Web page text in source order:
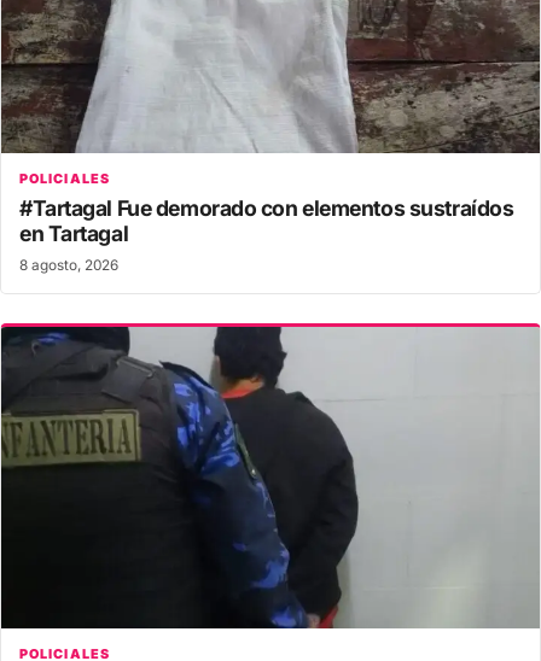
POLICIALES
#Tartagal Fue demorado con elementos sustraídos
en Tartagal
8 agosto, 2026
POLICIALES